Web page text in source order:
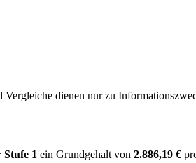
dienen nur zu
Stufe 1 ein Grundgehalt von 2.886,19 €